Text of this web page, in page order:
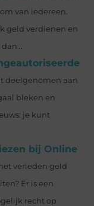
van iedereen.
geld verdienen en
deelgenomen aan
bleken en
je kunt
bij Online
verleden geld
Er is een
recht op